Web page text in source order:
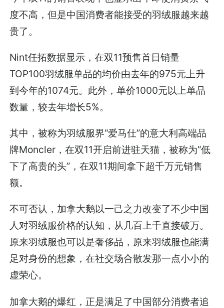
度不高，但是中国消费者能接受的羽绒服越来越
贵了。
Nint任拓数据显示，在双11预售首日销量
TOP100羽绒服单品的均价由去年的975元上升
到今年的1074元。此外，单价1000元以上单品
数量，较去年增长5%。
其中，被称为羽绒服界“爱马仕”的意大利高端品
牌Moncler，在双11开启前进驻天猫，被称为“低
下了高贵的头”，在双11期间拿下超千万元销售
额。
不可否认，加拿大鹅以一己之力改变了不少中国
人对羽绒服价格的认知，从几百上千直接破万。
原来羽绒服也可以是奢侈品，原来羽绒服也能满
足对身份的想象，在社交场合散发那一点小小的
虚荣心。
加拿大鹅的爆红，正是满足了中国部分消费者追